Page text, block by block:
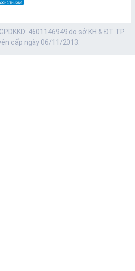
4601146949 do sở KH & ĐT TP
cấp ngày 06/11/2013.